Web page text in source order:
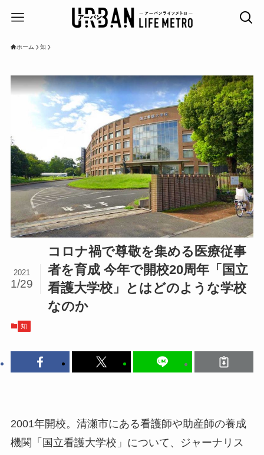
ホーム 知
コロナ禍で尊敬を集める医療従事
者を育成 今年で開校20周年「国立
看護大学校」とはどのような学校
なのか
2021
1/29
知
2001年開校。清瀬市にある看護師や助産師の養成
機関「国立看護大学校」について、ジャーナリス